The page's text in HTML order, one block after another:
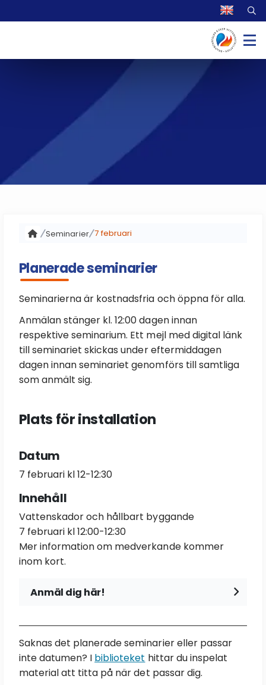
Seminarier 7 februari
Planerade seminarier
Seminarierna är kostnadsfria och öppna för alla.
Anmälan stänger kl. 12:00 dagen innan
respektive seminarium. Ett mejl med digital länk
till seminariet skickas under eftermiddagen
dagen innan seminariet genomförs till samtliga
som anmält sig.
Plats för installation
Datum
7 februari kl 12-12:30
Innehåll
Vattenskador och hållbart byggande
7 februari kl 12:00-12:30
Mer information om medverkande kommer
inom kort.
Anmäl dig här!
Telefon
Saknas det planerade seminarier eller passar
inte datumen? I biblioteket hittar du inspelat
material att titta på när det passar dig.